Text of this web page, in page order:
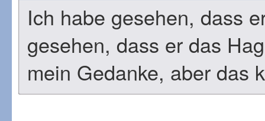
Ich habe gesehen, dass
gesehen, dass er das
mein Gedanke, aber das